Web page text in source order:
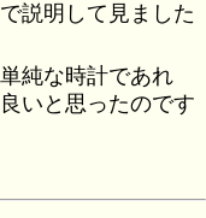
説明して見ました
純な時計であれ
いと思ったのです